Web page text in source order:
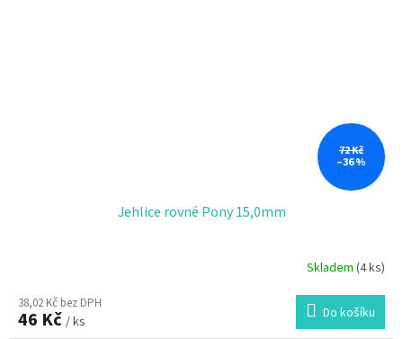
72 Kč
–36 %
Jehlice rovné Pony 15,0mm
Skladem (4 ks)
38,02 Kč bez DPH
46 Kč / ks Do košíku